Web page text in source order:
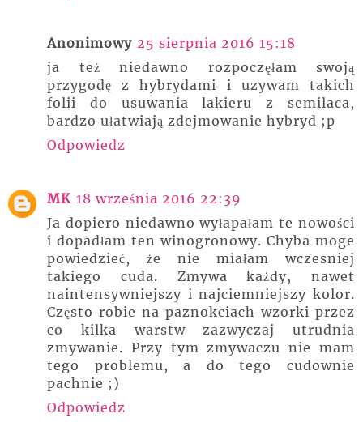
Anonimowy 25 sierpnia 2016 15:18
ja też niedawno rozpoczęłam swoją
przygodę z hybrydami i uzywam takich
folii do usuwania lakieru z semilaca,
bardzo ułatwiają zdejmowanie hybryd ;p
Odpowiedz
MK 18 września 2016 22:39
Ja dopiero niedawno wyłapałam te nowości
i dopadłam ten winogronowy. Chyba moge
powiedzieć, że nie miałam wczesniej
takiego cuda. Zmywa każdy, nawet
naintensywniejszy i najciemniejszy kolor.
Często robie na paznokciach wzorki przez
co kilka warstw zazwyczaj utrudnia
zmywanie. Przy tym zmywaczu nie mam
tego problemu, a do tego cudownie
pachnie ;)
Odpowiedz